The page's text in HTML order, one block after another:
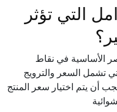
التي تؤثر
الأساسية في نقاط
تشمل السعر والترويج
أن يتم اختيار سعر المنتج